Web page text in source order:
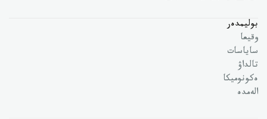
بوليمدەر
وقيعا
ساياسات
تالداۋ
ەكونوميكا
الەمدە